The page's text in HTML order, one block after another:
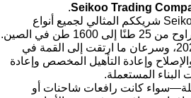
Seikoo Trading
.
تُعد Seikoo Trading Co. Limited شريككم المثالي لجميع أنواع
طن في الصين.
تأسست الشركة في عام 2020، وسرعان ما ارتقت إلى القمة في
وإعادة التأهيل المخصص وإعادة
البناء المستعملة.
كانت رافعات شاحنات أو